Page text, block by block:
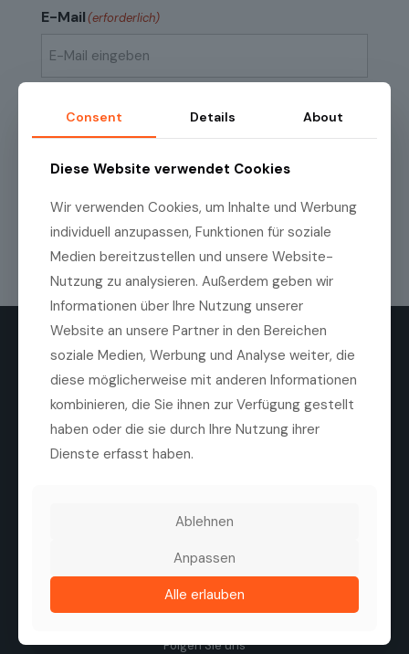
E-Mail(erforderlich)
eingeben
E-
bestätigen
Ich habe dieDatenschutzrichtlinien
Kenntnis genommen.
Die Medilas AG ist ein führender Anbieter von
hochwertigen ophthalmologischen Produkten,
Herstellern, Kliniken und Augenärzten.
Tel. +41 44 747 40 00
Fax +41 44 747 40 05
info@medilas.ch
Folgen Sie uns
Consent Details About
Diese Website verwendet Cookies
Wir verwenden Cookies, um Inhalte und Werbung
individuell anzupassen, Funktionen für soziale
Medien bereitzustellen und unsere Website-
Nutzung zu analysieren. Außerdem geben wir
Informationen über Ihre Nutzung unserer
Website an unsere Partner in den Bereichen
soziale Medien, Werbung und Analyse weiter, die
diese möglicherweise mit anderen Informationen
kombinieren, die Sie ihnen zur Verfügung gestellt
haben oder die sie durch Ihre Nutzung ihrer
Dienste erfasst haben.
Ablehnen
Anpassen
Alle erlauben